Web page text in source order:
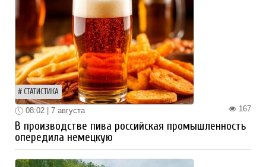
СТАТИСТИКА
167
08:02 | 7 августа
В производстве пива российская промышленность
опередила немецкую